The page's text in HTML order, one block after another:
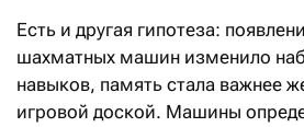
Есть и другая гипотеза:
шахматных машин изменило
навыков, память стала важнее
игровой доской. Машины